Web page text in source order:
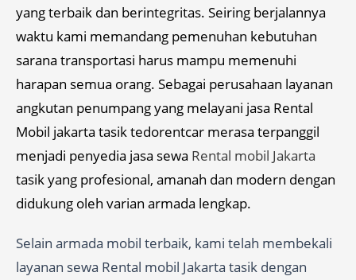
yang terbaik dan berintegritas. Seiring berjalannya
waktu kami memandang pemenuhan kebutuhan
sarana transportasi harus mampu memenuhi
harapan semua orang. Sebagai perusahaan layanan
angkutan penumpang yang melayani jasa Rental
Mobil jakarta tasik tedorentcar merasa terpanggil
menjadi penyedia jasa sewa Rental mobil Jakarta
tasik yang profesional, amanah dan modern dengan
didukung oleh varian armada lengkap.
Selain armada mobil terbaik, kami telah membekali
layanan sewa Rental mobil Jakarta tasik dengan